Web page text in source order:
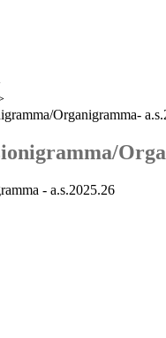
Organigramma-
- a.s.2025.26